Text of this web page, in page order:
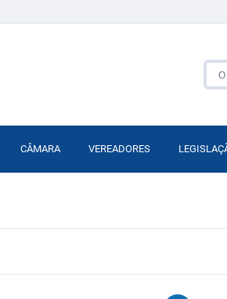
CÂMARA VEREADORES